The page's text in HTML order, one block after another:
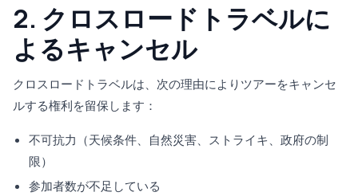
2. クロスロードトラベルに
よるキャンセル
クロスロードトラベルは、次の理由によりツアーをキャンセ
ルする権利を留保します：
不可抗力（天候条件、自然災害、ストライキ、政府の制
限）
参加者数が不足している